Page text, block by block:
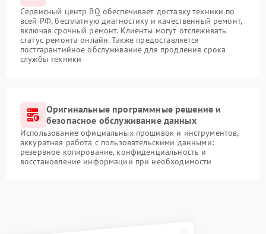
Сервисный центр BQ обеспечивает доставку техники по
всей РФ, бесплатную диагностику и качественный ремонт,
включая срочный ремонт. Клиенты могут отслеживать
статус ремонта онлайн. Также предоставляется
постгарантийное обслуживание для продления срока
службы техники
Оригинальные программные решение и
безопасное обслуживание данных
Использование официальных прошивок и инструментов,
аккуратная работа с пользовательскими данными:
резервное копирование, конфиденциальность и
восстановление информации при необходимости